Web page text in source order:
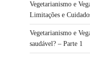
Vegetarianismo e
Limitações e
Vegetarianismo e
saudável? – Parte 1